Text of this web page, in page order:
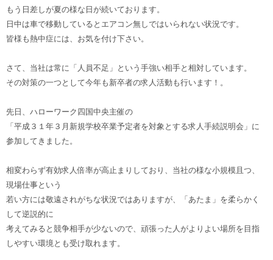
もう日差しが夏の様な日が続いております。
日中は車で移動しているとエアコン無しではいられない状況です。
皆様も熱中症には、お気を付け下さい。
さて、当社は常に「人員不足」という手強い相手と相対しています。
その対策の一つとして今年も新卒者の求人活動も行います！。
先日、ハローワーク四国中央主催の
「平成３１年３月新規学校卒業予定者を対象とする求人手続説明会」に
参加してきました。
相変わらず有効求人倍率が高止まりしており、当社の様な小規模且つ、
現場仕事という
若い方には敬遠されがちな状況ではありますが、「あたま」を柔らかく
して逆説的に
考えてみると競争相手が少ないので、頑張った人がよりよい場所を目指
しやすい環境とも受け取れます。